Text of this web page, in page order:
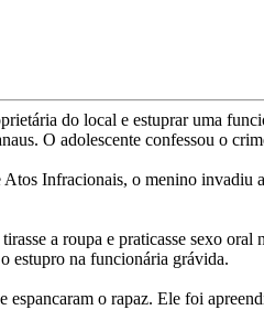
do local e estuprar uma
O adolescente confessou o
Infracionais, o menino
a roupa e praticasse sexo
estupro na funcionária grávida.
o rapaz. Ele foi